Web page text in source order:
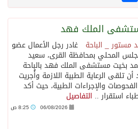
الملك فهد
مستور _ الباحة غادر رجل الأعمال عضو
المحلي بمحافظة القرى، سعيد
بخيت مستشفى الملك فهد بالباحة
أن تلقى الرعاية الطبية اللازمة وأُجريت
والإجراءات الطبية، حيث أكد
استقرار .. التفاصيل
06/08/2026